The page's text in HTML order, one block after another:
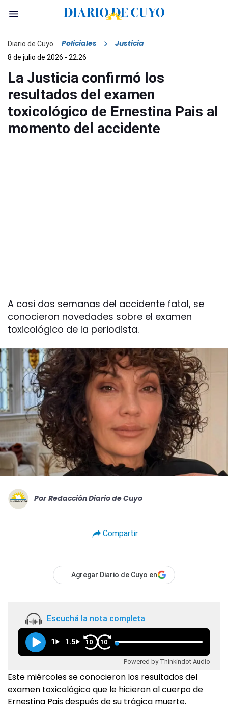
Diario de Cuyo Policiales Justicia
8 de julio de 2026 - 22:26
La Justicia confirmó los
resultados del examen
toxicológico de Ernestina Pais al
momento del accidente
A casi dos semanas del accidente fatal, se
conocieron novedades sobre el examen
toxicológico de la periodista.
Por Redacción Diario de Cuyo
Compartir
Agregar Diario de Cuyo en
Escuchá la nota completa
1 1.5 10 10
Powered by Thinkindot Audio
Este miércoles se conocieron los resultados del
examen toxicológico que le hicieron al cuerpo de
Ernestina Pais después de su trágica muerte.